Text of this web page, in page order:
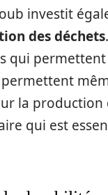
investit
des déchets
qui
la production
qui est